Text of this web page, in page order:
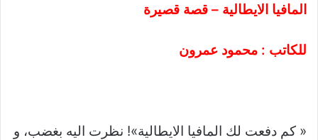
المافيا الايطالية – قصة قصيرة
للكاتب : محمود عمرون
« كم دفعت لك المافيا الايطالية»! نظرت اليه بغضب، و